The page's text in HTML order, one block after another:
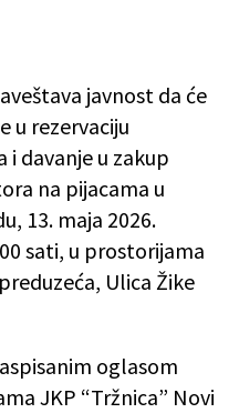
javnost da će
u rezervaciju
davanje u zakup
na pijacama u
13. maja 2026.
sati, u prostorijama
Ulica Žike
oglasom
JKP “Tržnica” Novi